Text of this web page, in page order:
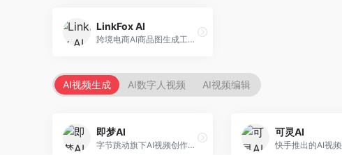
LinkFox AI
跨境电商AI商品图生成工具。面向跨境电商卖家，支持多语言商品图生成、模特替换、场景优化等服务，适配海外电商平台需求。
AI视频生成 AI数字人视频 AI视频编辑
即梦AI
字节跳动旗下AI视频创作平台，支持多模态内容生成。面向内容创作者和营销人员，提供文生视频、图生视频、智能剪辑等功能，中文理解能力强，创作效率高。
可灵AI